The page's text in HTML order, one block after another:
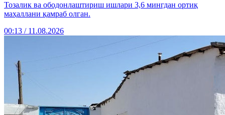
Тозалик ва ободонлаштириш ишлари 3,6 мингдан ортиқ
маҳаллани қамраб олган.
00:13 / 11.08.2026